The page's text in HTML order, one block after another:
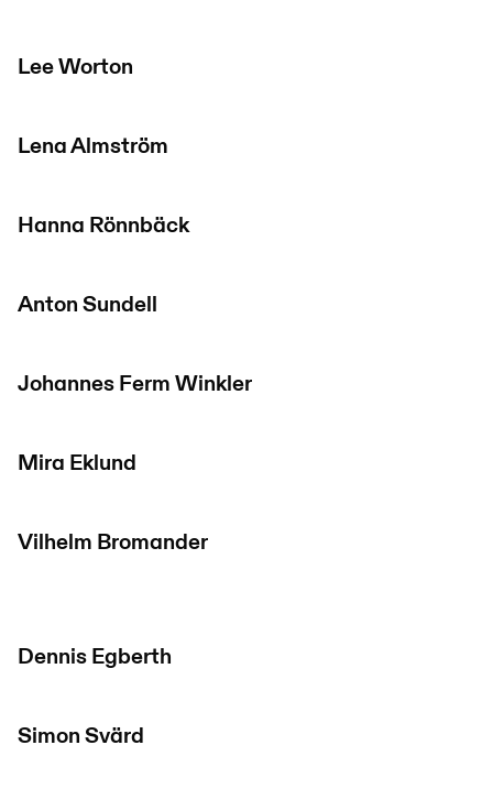
Lee Worton
Lena Almström
Hanna Rönnbäck
Anton Sundell
Johannes Ferm Winkler
Mira Eklund
Vilhelm Bromander
Dennis Egberth
Simon Svärd